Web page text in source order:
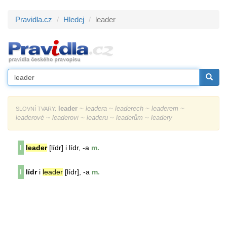
Pravidla.cz Hledej leader
SLOVNÍ TVARY: leader ~ leadera ~ leaderech ~ leaderem ~
leaderové ~ leaderovi ~ leaderu ~ leaderům ~ leadery
l leader[lídr] i lídr, -a m.
l lídri leader [lídr], -a m.